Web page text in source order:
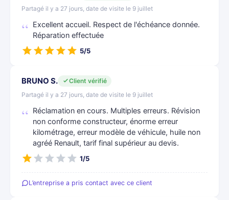
Partagé il y a 27 jours, date de visite le 9 juillet
Excellent accueil. Respect de l'échéance donnée.
Réparation effectuée
5/5
BRUNO S.
Client vérifié
Partagé il y a 27 jours, date de visite le 9 juillet
Réclamation en cours. Multiples erreurs. Révision
non conforme constructeur, énorme erreur
kilométrage, erreur modèle de véhicule, huile non
agréé Renault, tarif final supérieur au devis.
1/5
L’entreprise a pris contact avec ce client